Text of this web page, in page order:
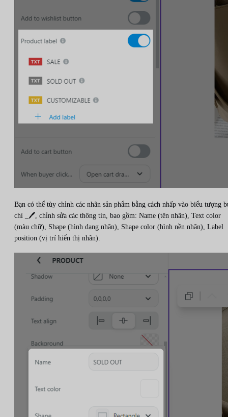
Bạn có thể tùy chỉnh các nhãn sản phẩm bằng cách nhấp vào biểu tượng
chì _🖊️, chỉnh sửa các thông tin, bao gồm: Name (tên nhãn), Text color
(màu chữ), Shape (hình dạng nhãn), Shape color (hình nền nhãn), Label
position (vị trí hiển thị nhãn).